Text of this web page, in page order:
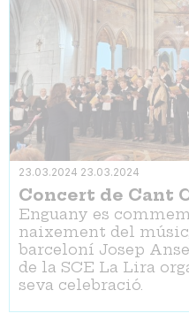
23.03.2024 23.03.2024
Concert de Cant
Enguany es
naixement del
barceloní Josep
de la SCE La Lira
seva celebració.